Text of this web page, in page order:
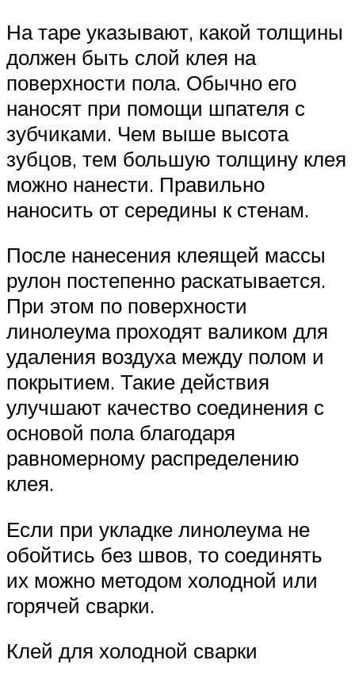
На таре указывают, какой толщины
должен быть слой клея на
поверхности пола. Обычно его
наносят при помощи шпателя с
зубчиками. Чем выше высота
зубцов, тем большую толщину клея
можно нанести. Правильно
наносить от середины к стенам.
После нанесения клеящей массы
рулон постепенно раскатывается.
При этом по поверхности
линолеума проходят валиком для
удаления воздуха между полом и
покрытием. Такие действия
улучшают качество соединения с
основой пола благодаря
равномерному распределению
клея.
Если при укладке линолеума не
обойтись без швов, то соединять
их можно методом холодной или
горячей сварки.
Клей для холодной сварки